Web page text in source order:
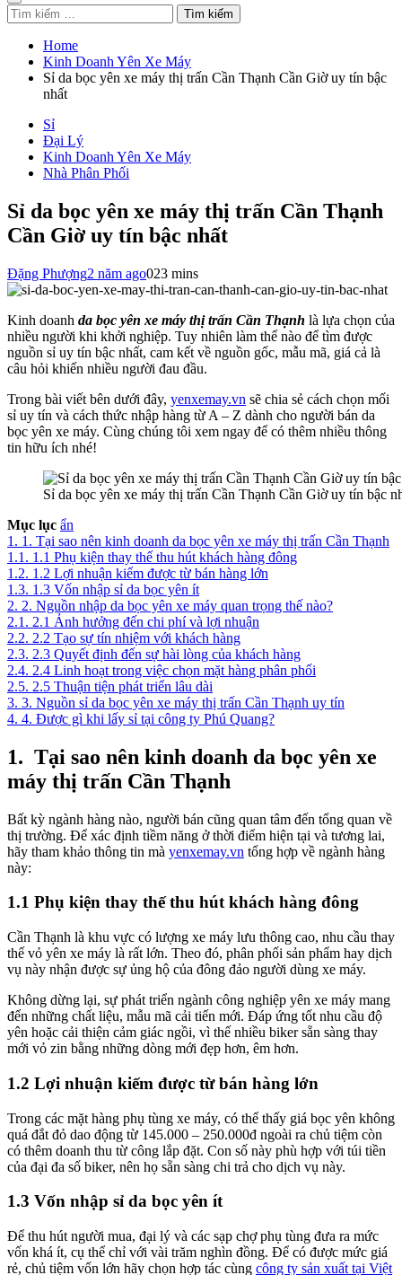
Tìm
kiếm
cho:
Home
Kinh Doanh Yên Xe Máy
Sỉ da bọc yên xe máy thị trấn Cần Thạnh Cần Giờ uy tín bậc
nhất
Sỉ
Đại Lý
Kinh Doanh Yên Xe Máy
Nhà Phân Phối
Sỉ da bọc yên xe máy thị trấn Cần Thạnh
Cần Giờ uy tín bậc nhất
Đặng Phượng2 năm ago023 mins
Kinh doanh da bọc yên xe máy thị trấn Cần Thạnh là lựa chọn của
nhiều người khi khởi nghiệp. Tuy nhiên làm thế nào để tìm được
nguồn sỉ uy tín bậc nhất, cam kết về nguồn gốc, mẫu mã, giá cả là
câu hỏi khiến nhiều người đau đầu.
Trong bài viết bên dưới đây, yenxemay.vn sẽ chia sẻ cách chọn mối
sỉ uy tín và cách thức nhập hàng từ A – Z dành cho người bán da
bọc yên xe máy. Cùng chúng tôi xem ngay để có thêm nhiều thông
tin hữu ích nhé!
Sỉ da bọc yên xe máy thị trấn Cần Thạnh Cần Giờ uy tín bậc
Mục lục ẩn
1. 1. Tại sao nên kinh doanh da bọc yên xe máy thị trấn Cần Thạnh
1.1. 1.1 Phụ kiện thay thế thu hút khách hàng đông
1.2. 1.2 Lợi nhuận kiếm được từ bán hàng lớn
1.3. 1.3 Vốn nhập sỉ da bọc yên ít
2. 2. Nguồn nhập da bọc yên xe máy quan trọng thế nào?
2.1. 2.1 Ảnh hưởng đến chi phí và lợi nhuận
2.2. 2.2 Tạo sự tín nhiệm với khách hàng
2.3. 2.3 Quyết định đến sự hài lòng của khách hàng
2.4. 2.4 Linh hoạt trong việc chọn mặt hàng phân phối
2.5. 2.5 Thuận tiện phát triển lâu dài
3. 3. Nguồn sỉ da bọc yên xe máy thị trấn Cần Thạnh uy tín
4. 4. Được gì khi lấy sỉ tại công ty Phú Quang?
1. Tại sao nên kinh doanh da bọc yên xe
máy thị trấn Cần Thạnh
Bất kỳ ngành hàng nào, người bán cũng quan tâm đến tổng quan về
thị trường. Để xác định tiềm năng ở thời điểm hiện tại và tương lai,
hãy tham khảo thông tin mà yenxemay.vn tổng hợp về ngành hàng
này:
1.1 Phụ kiện thay thế thu hút khách hàng đông
Cần Thạnh là khu vực có lượng xe máy lưu thông cao, nhu cầu thay
thế vỏ yên xe máy là rất lớn. Theo đó, phân phối sản phẩm hay dịch
vụ này nhận được sự ủng hộ của đông đảo người dùng xe máy.
Không dừng lại, sự phát triển ngành công nghiệp yên xe máy mang
đến những chất liệu, mẫu mã cải tiến mới. Đáp ứng tốt nhu cầu độ
yên hoặc cải thiện cảm giác ngồi, vì thế nhiều biker sẵn sàng thay
mới vỏ zin bằng những dòng mới đẹp hơn, êm hơn.
1.2 Lợi nhuận kiếm được từ bán hàng lớn
Trong các mặt hàng phụ tùng xe máy, có thể thấy giá bọc yên không
quá đắt đỏ dao động từ 145.000 – 250.000đ ngoài ra chủ tiệm còn
có thêm doanh thu từ công lắp đặt. Con số này phù hợp với túi tiền
của đại đa số biker, nên họ sẵn sàng chi trả cho dịch vụ này.
1.3 Vốn nhập sỉ da bọc yên ít
Để thu hút người mua, đại lý và các sạp chợ phụ tùng đưa ra mức
vốn khá ít, cụ thể chỉ với vài trăm nghìn đồng. Để có được mức giá
rẻ, chủ tiệm vốn lớn hãy chọn hợp tác cùng công ty sản xuất tại Việt